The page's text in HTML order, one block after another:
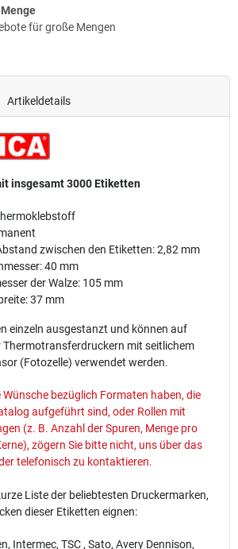
für große Mengen
Artikeldetails
insgesamt 3000 Etiketten
zwischen den Etiketten: 2,82 mm
40 mm
der Walze: 105 mm
37 mm
einzeln ausgestanzt und können auf
Thermotransferdruckern mit seitlichem
(Fotozelle) verwendet werden.
Wünsche bezüglich Formaten haben, die
aufgeführt sind, oder Rollen mit
(z. B. Anzahl der Spuren, Menge pro
zögern Sie bitte nicht, uns über das
telefonisch zu kontaktieren.
Liste der beliebtesten Druckermarken,
dieser Etiketten eignen:
Intermec, TSC , Sato, Avery Dennison,